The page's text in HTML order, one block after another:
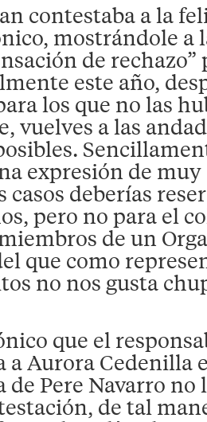
contestaba a la
mostrándole a
de
este año,
los que no las
vuelves a las
expresión de muy
casos deberías
pero no para el
de un
que como
no nos gusta
que el
a Aurora Cedenilla
de Pere Navarro no
de tal